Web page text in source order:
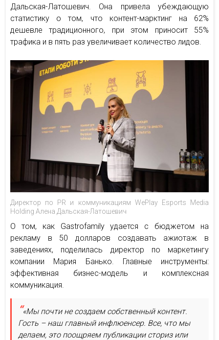
Дальская-Латошевич. Она привела убеждающую
статистику о том, что контент-марктинг на 62%
дешевле традиционного, при этом приносит 55%
трафика и в пять раз увеличивает количество лидов.
Директор по PR и коммуникациям WePlay Esports Media
Holding Алена Дальская-Латошевич
О том, как Gastrofamily удается с бюджетом на
рекламу в 50 долларов создавать ажиотаж в
заведениях, поделилась директор по маркетингу
компании Мария Банько. Главные инструменты:
эффективная бизнес-модель и комплексная
коммуникация.
«Мы почти не создаем собственный контент.
Гость – наш главный инфлюенсер. Все, что мы
делаем, это поощряем публикации сториз или